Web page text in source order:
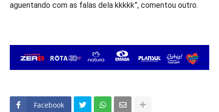
aguentando com as falas dela kkkkk”, comentou outro.
Facebook